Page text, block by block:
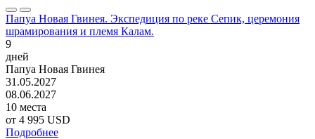
Папуа Новая Гвинея. Экспедиция по реке Сепик, церемония
шрамирования и племя Калам.
9
дней
Папуа Новая Гвинея
31.05.2027
08.06.2027
10 места
от 4 995 USD
Подробнее